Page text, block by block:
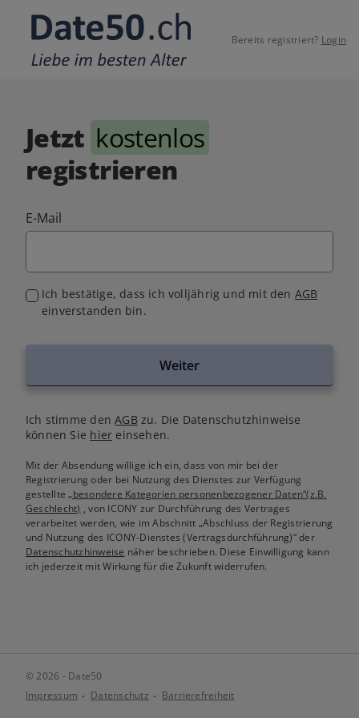
Bereits registriert? Login
Jetzt kostenlos
registrieren
E-Mail
Ich bestätige, dass ich volljährig und mit den AGB
einverstanden bin.
Weiter
Ich stimme denAGB zu. Die Datenschutzhinweise
können Sie hier einsehen.
Mit der Absendung willige ich ein, dass von mir bei der
Registrierung oder bei Nutzung des Dienstes zur Verfügung
gestellte„besondere Kategorien personenbezogener Daten“(z.B.
Geschlecht) , von ICONY zur Durchführung des Vertrages
verarbeitet werden, wie im Abschnitt „Abschluss der Registrierung
und Nutzung des ICONY-Dienstes (Vertragsdurchführung)“ der
Datenschutzhinweise näher beschrieben. Diese Einwilligung kann
ich jederzeit mit Wirkung für die Zukunft widerrufen.
© 2026 - Date50
Impressum
Datenschutz Barrierefreiheit